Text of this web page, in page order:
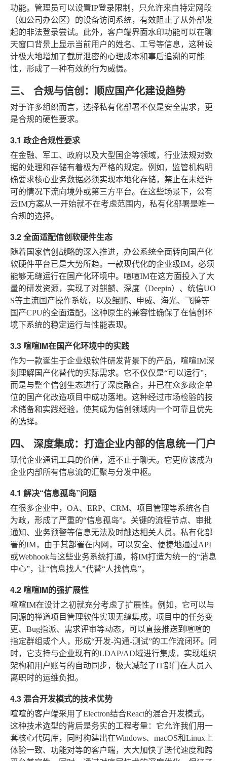
功能。管理员可以设置IP登录限制，只允许来自特定网段
（如公司办公区）的设备访问系统，有效阻止了从外部发
起的非法登录尝试。此外，客户端界面水印功能可以在聊
天窗口背景上显示当前用户的姓名、工号等信息，这种设
计极大地增加了截屏泄密的心理成本和事后追溯的可能
性，形成了一种有效的行为威慑。
三、 合规与信创：顺应国产化建设趋势
对于许多组织而言，选择私有化部署不仅是安全需求，更
是合规的硬性要求。
3.1 政企合规性要求
在金融、军工、政府以及大型国企等领域，行业法规对数
据的处理和存储有着极为严格的规定。例如，监管机构明
确要求核心业务数据必须实现本地化存储，禁止在未经许
可的情况下流向境外或第三方平台。在这些场景下，公有
云IM方案从一开始就不在考虑范围内，私有化部署是唯一
合规的选择。
3.2 全面适配信创软硬件生态
随着国家信创战略的深入推进，办公系统全面转向国产化
软硬件平台已是大势所趋。一款现代化的企业级IM，必须
能够无缝运行在国产化环境中。喧喧IM在这方面投入了大
量的研发资源，实现了对麒麟、深度（Deepin）、统信UO
S等主流国产操作系统，以及鲲鹏、申威、海光、飞腾等
国产CPU的全面适配。这种原生的兼容性确保了在信创环
境下系统的稳定运行与性能表现。
3.3 喧喧IM在国产化环境中的实践
作为一款诞生于企业级软件研发背景下的产品，喧喧IM深
刻理解国产化替代的实际需求。它不仅仅是“可以运行”，
而是与整个信创生态进行了深度融合，并已在众多政企单
位的国产化改造项目中成功落地。这种经过市场检验的技
术储备和实践经验，使其成为信创领域内一个可靠且优先
的选择。
四、 深度集成：打造企业内部的信息统一门户
现代企业通讯工具的价值，远不止于聊天。它更应该成为
企业内部所有信息流的汇聚与分发中枢。
4.1 解决“信息孤岛”问题
在很多企业中，OA、ERP、CRM、项目管理等系统各自
为政，形成了严重的“信息孤岛”。关键的流程节点、审批
通知、业务预警等信息无法及时触达相关人员。私有化部
署的IM，由于其部署在内网，可以安全、便捷地通过API
或Webhook与这些业务系统打通，将IM打造为统一的“消息
中心”，让“信息找人”代替“人找信息”。
4.2 喧喧IM的强扩展性
喧喧IM在设计之初就充分考虑了扩展性。例如，它可以与
同源的禅道项目管理软件实现无缝集成，项目中的任务变
更、Bug指派、需求评审等动态，可以直接推送到喧喧的
指定群组或个人，形成“开发-沟通-测试”的工作流闭环。同
时，它支持与企业现有的LDAP/AD域进行集成，实现组织
架构和用户账号的自动同步，极大减轻了IT部门在人员入
离职时的运维负担。
4.3 混合开发模式的技术优势
喧喧的客户端采用了Electron结合React的混合开发模式。
这种技术选型的背后是务实的工程考量：它允许我们用一
套核心代码库，同时构建出在Windows、macOS和Linux上
体验一致、功能对等的客户端，大大加快了迭代速度和跨